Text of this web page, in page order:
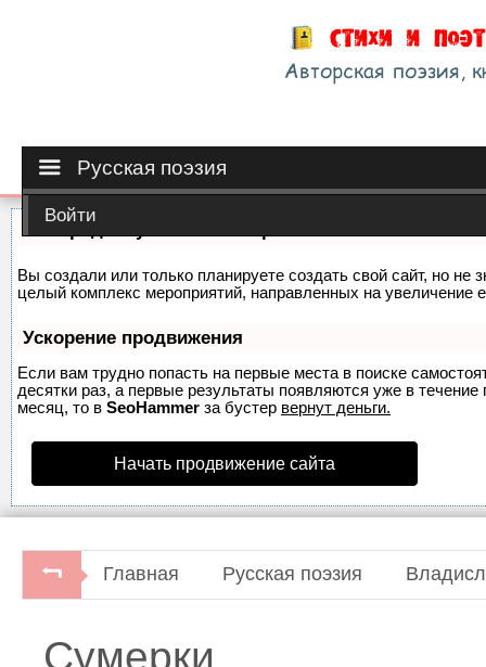
Русская поэзия
Войти
Вы создали или только планируете создать свой сайт, но не
целый комплекс мероприятий, направленных на увеличение
Ускорение продвижения
Если вам трудно попасть на первые места в поиске
десятки раз, а первые результаты появляются уже в
месяц, то в SeoHammer за бустер вернут деньги.
Начать продвижение сайта
Главная Русская поэзия
Сумерки